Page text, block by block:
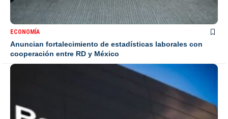
ECONOMÍA
Anuncian fortalecimiento de estadísticas laborales con
cooperación entre RD y México